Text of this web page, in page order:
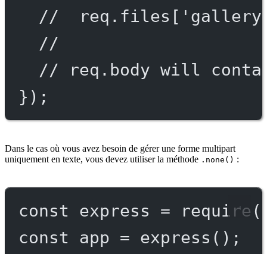
//
//
// req.body will
});
Dans le cas où vous avez besoin de gérer une forme multipart
uniquement en texte, vous devez utiliser la méthode .none() :
const express = require (
const
app = express ();